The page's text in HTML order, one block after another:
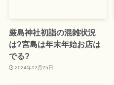
厳島神社初詣の混雑状況
は?宮島は年末年始お店は
でる?
2024年12月25日